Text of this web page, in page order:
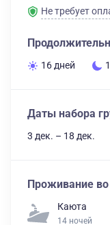
Не требует
16 дней
Даты набора
3 дек. – 18 дек.
Проживание
Каюта
14 ночей